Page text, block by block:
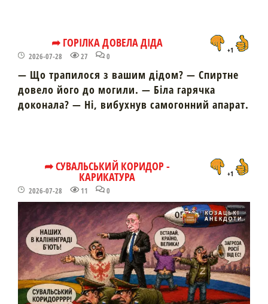
➦ ГОРІЛКА ДОВЕЛА ДІДА
2026-07-28 27 0
+1
— Що трапилося з вашим дідом? — Спиртне
довело його до могили. — Біла гарячка
доконала? — Ні, вибухнув самогонний апарат.
➦ СУВАЛЬСЬКИЙ КОРИДОР -
КАРИКАТУРА
2026-07-28 11 0
+1